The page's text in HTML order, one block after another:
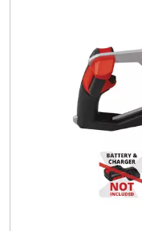
Deutsch